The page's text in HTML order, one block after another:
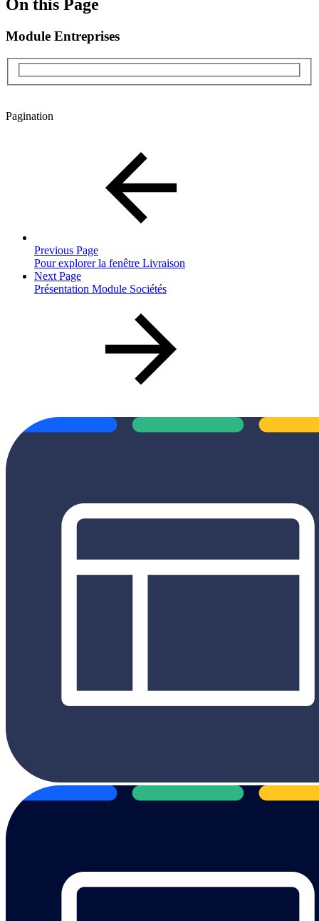
On this Page
Module Entreprises
Pagination
Previous Page
Pour explorer la fenêtre Livraison
Next Page
Présentation Module Sociétés